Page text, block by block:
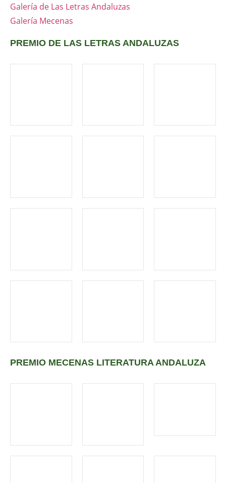
Galería de Las Letras Andaluzas
Galería Mecenas
PREMIO DE LAS LETRAS ANDALUZAS
PREMIO MECENAS LITERATURA ANDALUZA